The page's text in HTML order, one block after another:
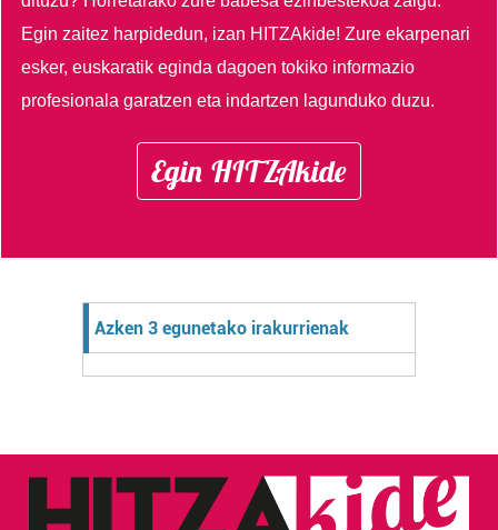
Egin zaitez harpidedun, izan HITZAkide!Zure ekarpenari
esker, euskaratik eginda dagoen tokiko informazio
profesionala garatzen eta indartzen lagunduko duzu.
Egin HITZAkide
Azken 3 egunetako irakurrienak